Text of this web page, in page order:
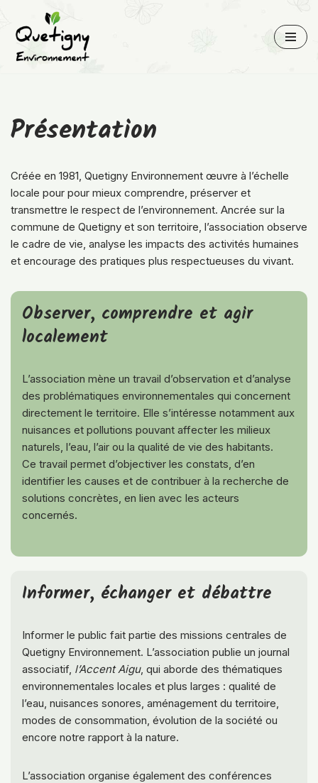
Aller
au
Présentation
Créée en 1981, Quetigny Environnement œuvre à l’échelle
locale pour pour mieux comprendre, préserver et
transmettre le respect de l’environnement. Ancrée sur la
commune de Quetigny et son territoire, l’association observe
le cadre de vie, analyse les impacts des activités humaines
et encourage des pratiques plus respectueuses du vivant.
Observer, comprendre et agir
localement
L’association mène un travail d’observation et d’analyse
des problématiques environnementales qui concernent
directement le territoire. Elle s’intéresse notamment aux
nuisances et pollutions pouvant affecter les milieux
naturels, l’eau, l’air ou la qualité de vie des habitants.
Ce travail permet d’objectiver les constats, d’en
identifier les causes et de contribuer à la recherche de
solutions concrètes, en lien avec les acteurs
concernés.
Informer, échanger et débattre
Informer le public fait partie des missions centrales de
Quetigny Environnement. L’association publie un journal
associatif, l’Accent Aigu, qui aborde des thématiques
environnementales locales et plus larges : qualité de
l’eau, nuisances sonores, aménagement du territoire,
modes de consommation, évolution de la société ou
encore notre rapport à la nature.
L’association organise également des conférences